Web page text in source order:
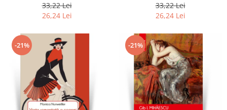
33,22 Lei
26,24 Lei
33,22 Lei
26,24 Lei
-21% -21%